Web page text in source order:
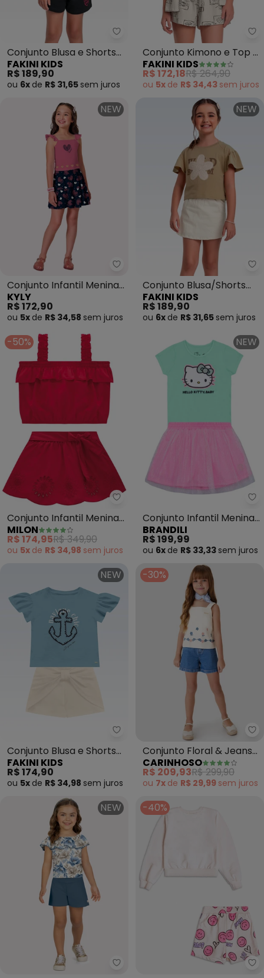
Fakini Kids - Conjunto Blusa e
Conjunto Blusa e Shorts
Barbie (Rosa)
FAKINI KIDS
R$ 189,90
ou 6x de R$ 31,65 sem juros
Conjunto Kimono e Top e
Short (Bege)
FAKINI KIDS
R$ 172,18R$ 264,90
ou 5x de R$ 34,43 sem juros
NEW
Kyly - Conjunto Infantil Menina
Conjunto Infantil Menina
com Corte a Laser
(Rosa)
KYLY
R$ 172,90
ou 5x de R$ 34,58 sem juros
NEW
Conjunto Blusa/Shorts
Saia (Marrom)
FAKINI KIDS
R$ 189,90
ou 6x de R$ 31,65 sem juros
-50%
Milon - Conjunto Infantil
Conjunto Infantil Menina
Bordado (Vermelho)
MILON
R$ 174,95R$ 349,90
ou 5x de R$ 34,98 sem juros
NEW
Conjunto Infantil Menina
em Meia Malha (Verde)
BRANDILI
R$ 199,99
ou 6x de R$ 33,33 sem juros
NEW
Fakini Kids - Conjunto Blusa e
Conjunto Blusa e Shorts
(Azul)
FAKINI KIDS
R$ 174,90
ou 5x de R$ 34,98 sem juros
-30%
Conjunto Floral & Jeans
Menina (Off White)
CARINHOSO
R$ 209,93R$ 299,90
ou 7x de R$ 29,99 sem juros
NEW
Milon - Conjunto Infantil
-40%